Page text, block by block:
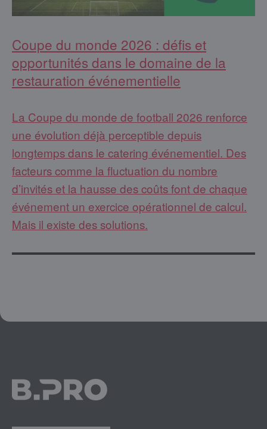
Coupe du monde 2026 : défis et
opportunités dans le domaine de la
restauration événementielle
La Coupe du monde de football 2026 renforce
une évolution déjà perceptible depuis
longtemps dans le catering événementiel. Des
facteurs comme la fluctuation du nombre
d’invités et la hausse des coûts font de chaque
événement un exercice opérationnel de calcul.
Mais il existe des solutions.